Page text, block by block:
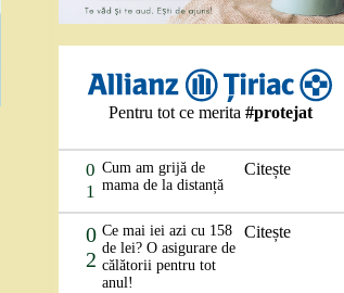
Pentru tot ce merita#protejat
0
1
Cum am grijă de
mama de la distanță
Citește
0
2
Ce mai iei azi cu 158
de lei? O asigurare de
călătorii pentru tot
anul!
Citește